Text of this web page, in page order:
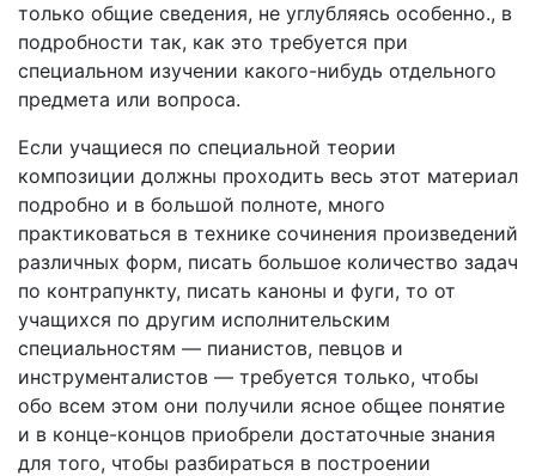
только общие сведения, не углубляясь особенно., в
подробности так, как это требуется при
специальном изучении какого-нибудь отдельного
предмета или вопроса.
Если учащиеся по специальной теории
композиции должны проходить весь этот материал
подробно и в большой полноте, много
практиковаться в технике сочинения произведений
различных форм, писать большое количество задач
по контрапункту, писать каноны и фуги, то от
учащихся по другим исполнительским
специальностям — пианистов, певцов и
инструменталистов — требуется только, чтобы
обо всем этом они получили ясное общее понятие
и в конце-концов приобрели достаточные знания
для того, чтобы разбираться в построении